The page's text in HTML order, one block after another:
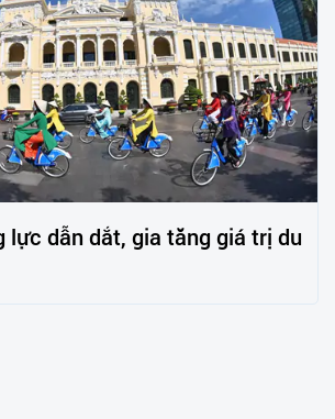
lực dẫn dắt, gia tăng giá trị du